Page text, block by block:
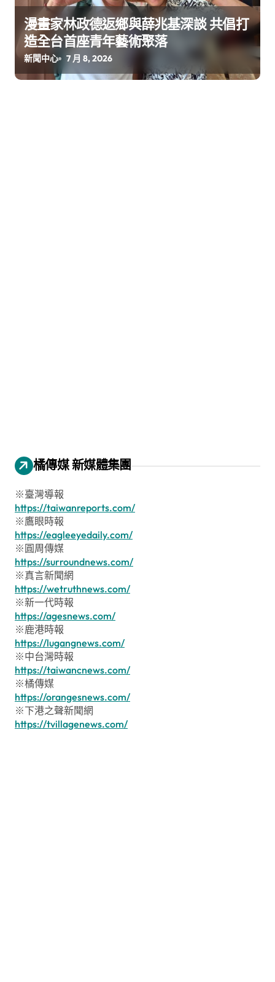
漫畫家林政德返鄉與薛兆基深談 共倡打
造全台首座青年藝術聚落
新聞中心 7 月 8, 2026
橘傳媒 新媒體集團
※臺灣導報
https://taiwanreports.com/
※鷹眼時報
https://eagleeyedaily.com/
※圓周傳媒
https://surroundnews.com/
※真言新聞網
https://wetruthnews.com/
※新一代時報
https://agesnews.com/
※鹿港時報
https://lugangnews.com/
※中台灣時報
https://taiwancnews.com/
※橘傳媒
https://orangesnews.com/
※下港之聲新聞網
https://tvillagenews.com/